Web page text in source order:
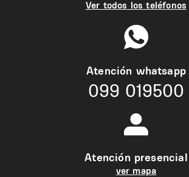
Ver todos los teléfonos
Atención whatsapp
099 019500
Atención presencial
ver mapa